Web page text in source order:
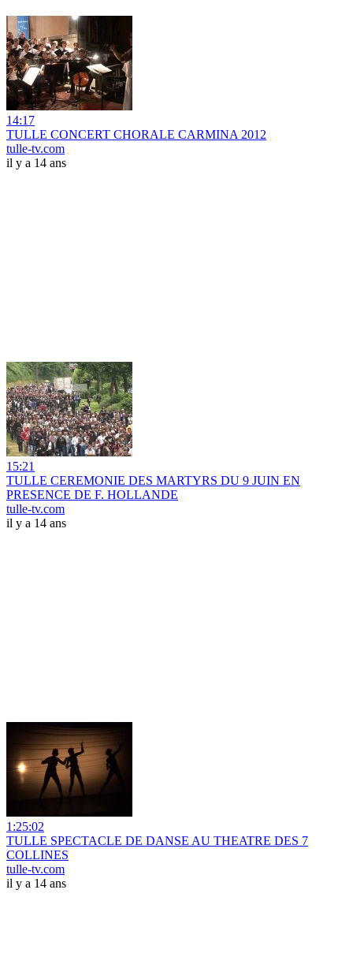
14:17
TULLE CONCERT CHORALE CARMINA 2012
tulle-tv.com
il y a 14 ans
15:21
TULLE CEREMONIE DES MARTYRS DU 9 JUIN EN
PRESENCE DE F. HOLLANDE
tulle-tv.com
il y a 14 ans
1:25:02
TULLE SPECTACLE DE DANSE AU THEATRE DES 7
COLLINES
tulle-tv.com
il y a 14 ans